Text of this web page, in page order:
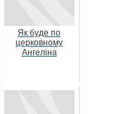
Як буде по
церковному
Ангеліна